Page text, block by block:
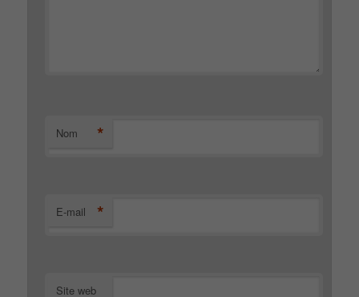
Nom *
E-mail *
Site web